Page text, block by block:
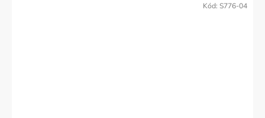
Kód: S776-04